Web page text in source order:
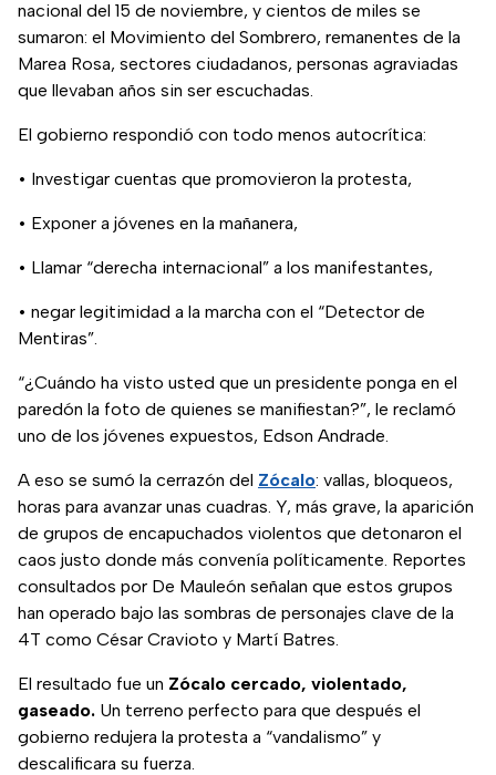
nacional del 15 de noviembre, y cientos de miles se
sumaron: el Movimiento del Sombrero, remanentes de la
Marea Rosa, sectores ciudadanos, personas agraviadas
que llevaban años sin ser escuchadas.
El gobierno respondió con todo menos autocrítica:
• Investigar cuentas que promovieron la protesta,
• Exponer a jóvenes en la mañanera,
• Llamar “derecha internacional” a los manifestantes,
• negar legitimidad a la marcha con el “Detector de
Mentiras”.
“¿Cuándo ha visto usted que un presidente ponga en el
paredón la foto de quienes se manifiestan?”, le reclamó
uno de los jóvenes expuestos, Edson Andrade.
A eso se sumó la cerrazón del Zócalo: vallas, bloqueos,
horas para avanzar unas cuadras. Y, más grave, la aparición
de grupos de encapuchados violentos que detonaron el
caos justo donde más convenía políticamente. Reportes
consultados por De Mauleón señalan que estos grupos
han operado bajo las sombras de personajes clave de la
4T como César Cravioto y Martí Batres.
El resultado fue un Zócalo cercado, violentado,
gaseado. Un terreno perfecto para que después el
gobierno redujera la protesta a “vandalismo” y
descalificara su fuerza.